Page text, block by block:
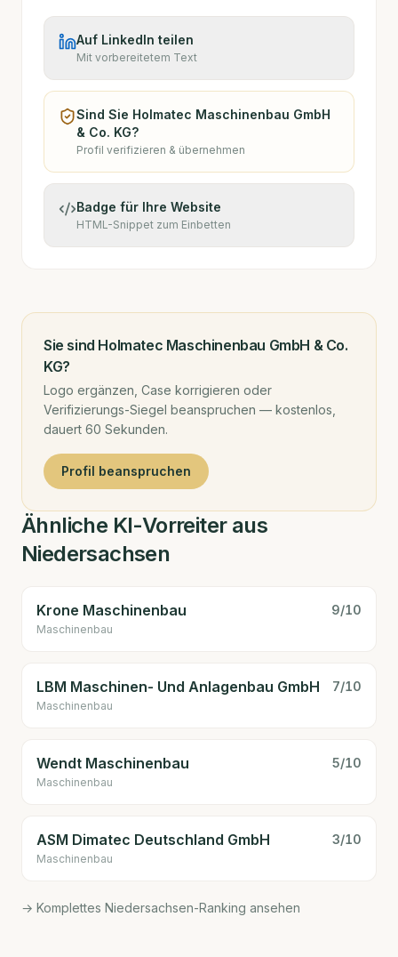
Auf LinkedIn teilen
Mit vorbereitetem Text
Sind Sie Holmatec Maschinenbau GmbH
& Co. KG?
Profil verifizieren & übernehmen
Badge für Ihre Website
HTML-Snippet zum Einbetten
Sie sind Holmatec Maschinenbau GmbH & Co.
KG?
Logo ergänzen, Case korrigieren oder
Verifizierungs-Siegel beanspruchen — kostenlos,
dauert 60 Sekunden.
Profil beanspruchen
Ähnliche KI-Vorreiter aus
Niedersachsen
Krone Maschinenbau 9/10
Maschinenbau
LBM Maschinen- Und Anlagenbau GmbH 7/10
Maschinenbau
Wendt Maschinenbau 5/10
Maschinenbau
ASM Dimatec Deutschland GmbH 3/10
Maschinenbau
→ Komplettes Niedersachsen-Ranking ansehen